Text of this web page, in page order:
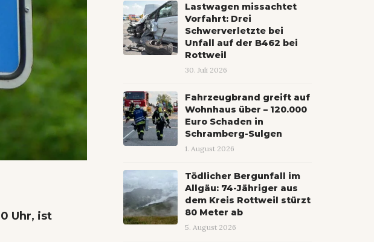
Uhr, ist
Lastwagen missachtet
Vorfahrt: Drei
Schwerverletzte bei
Unfall auf der B462 bei
Rottweil
30. Juli 2026
Fahrzeugbrand greift auf
Wohnhaus über – 120.000
Euro Schaden in
Schramberg-Sulgen
1. August 2026
Tödlicher Bergunfall im
Allgäu: 74-Jähriger aus
dem Kreis Rottweil stürzt
80 Meter ab
5. August 2026